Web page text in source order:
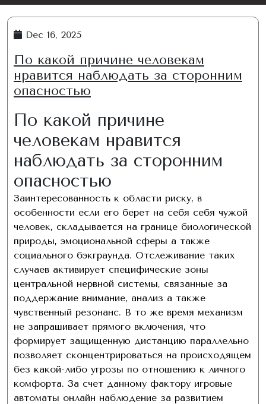
Dec 16, 2025
По какой причине человекам
нравится наблюдать за сторонним
опасностью
По какой причине
человекам нравится
наблюдать за сторонним
опасностью
Заинтересованность к области риску, в
особенности если его берет на себя себя чужой
человек, складывается на границе биологической
природы, эмоциональной сферы а также
социального бэкграунда. Отслеживание таких
случаев активирует специфические зоны
центральной нервной системы, связанные за
поддержание внимание, анализ а также
чувственный резонанс. В то же время механизм
не запрашивает прямого включения, что
формирует защищенную дистанцию параллельно
позволяет сконцентрироваться на происходящем
без какой-либо угрозы по отношению к личного
комфорта. За счет данному фактору игровые
автоматы онлайн наблюдение за развитием